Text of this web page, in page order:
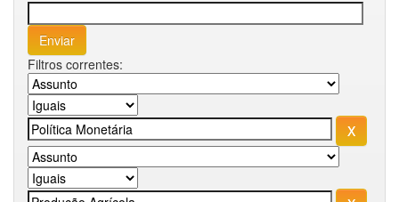
Filtros correntes: